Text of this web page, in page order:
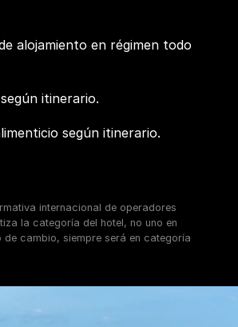
alojamiento en régimen todo
itinerario.
según itinerario.
internacional de operadores
la categoría del hotel, no uno en
de cambio, siempre será en categoría